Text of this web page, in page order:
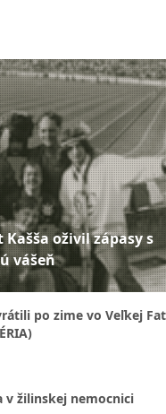
oživil zápasy s
vášeň
po zime vo Veľkej
v žilinskej nemocnici